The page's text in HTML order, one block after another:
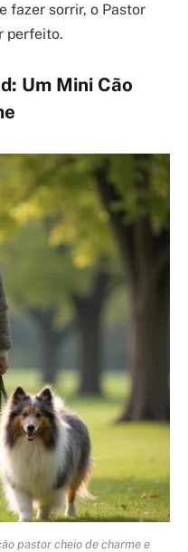
fazer sorrir, o Pastor
perfeito.
Um Mini Cão
pastor cheio de charme e